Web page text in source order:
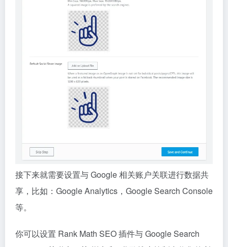
接下来就需要设置与 Google 相关账户关联进行数据共
享，比如：Google Analytics，Google Search Console
等。
你可以设置 Rank Math SEO 插件与 Google Search